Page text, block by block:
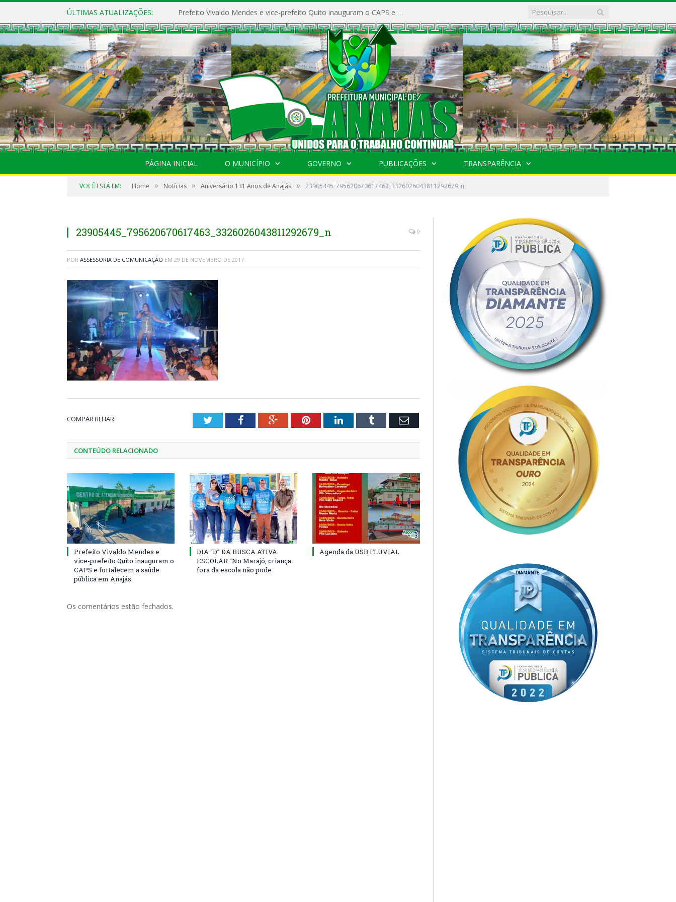
ÚLTIMAS ATUALIZAÇÕES: Prefeito Vivaldo Mendes e vice-prefeito Quito inauguram o CAPS e fortalecem a saúde pública em Anajás.
PÁGINA INICIAL O MUNICÍPIO GOVERNO PUBLICAÇÕES TRANSPARÊNCIA
VOCÊ ESTÁ EM: Home » Notícias » Aniversário 131 Anos de Anajás » 23905445_795620670617463_3326026043811292679_n
23905445_795620670617463_3326026043811292679_n 0
POR ASSESSORIA DE COMUNICAÇÃO EM 29 DE NOVEMBRO DE 2017
COMPARTILHAR: TwitterFacebookGoogle+PinterestLinkedInTumblr Email
CONTEÚDO RELACIONADO
Prefeito Vivaldo Mendes e
vice-prefeito Quito inauguram o
CAPS e fortalecem a saúde
pública em Anajás.
DIA “D” DA BUSCA ATIVA
ESCOLAR “No Marajó, criança
fora da escola não pode
Agenda da USB FLUVIAL
Os comentários estão fechados.